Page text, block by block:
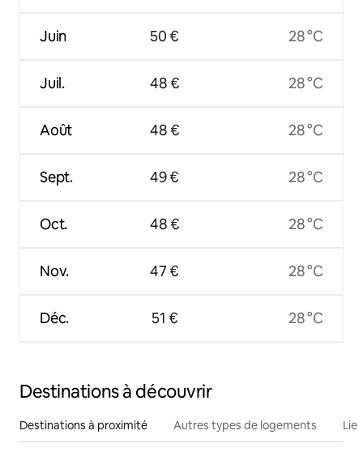
Juin
Juil.
Août
Sept.
Oct.
Nov.
Déc.
50 €
48 €
48 €
49 €
48 €
47 €
51 €
28 °C
28 °C
28 °C
28 °C
28 °C
28 °C
28 °C
Destinations à découvrir
Destinations à proximité Autres types de logements